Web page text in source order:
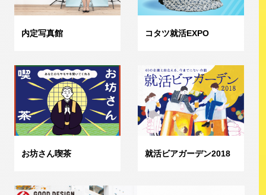
内定写真館 コタツ就活EXPO
お坊さん喫茶 就活ビアガーデン2018